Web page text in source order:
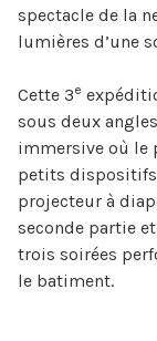
spectacle de la
lumières d’une
Cette 3e
sous deux
immersive où le
petits dispositifs
projecteur à
seconde partie
trois soirées
le batiment.